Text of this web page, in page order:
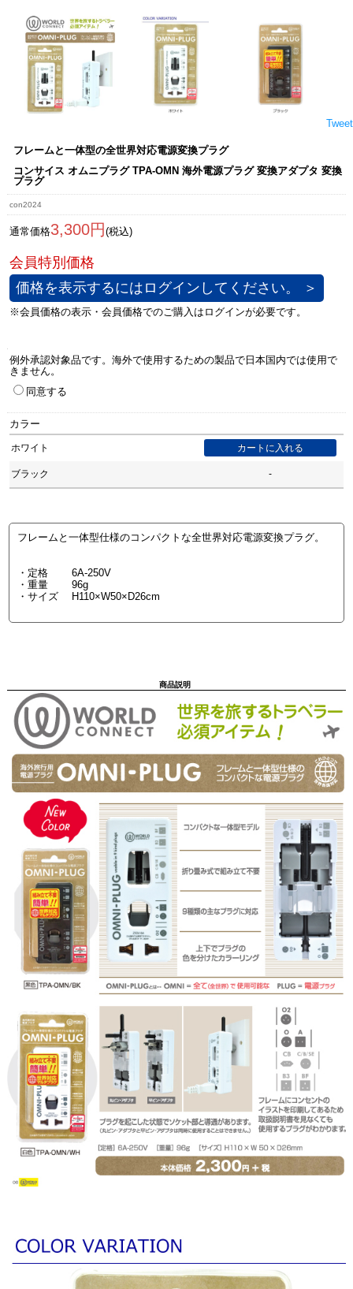
Tweet
フレームと一体型の全世界対応電源変換プラグ
コンサイス オムニプラグ TPA-OMN 海外電源プラグ 変換アダプタ 変換
プラグ
con2024
通常価格3,300円 (税込)
価格を表示するにはログインしてください。 ＞
例外承認対象品です。海外で使用するための製品で日本国内では使用で
きません。
同意する
カラー
ホワイト
ブラック -
フレームと一体型仕様のコンパクトな全世界対応電源変換プラグ。
・定格 6A-250V
・重量 96g
・サイズ H110×W50×D26cm
商品説明